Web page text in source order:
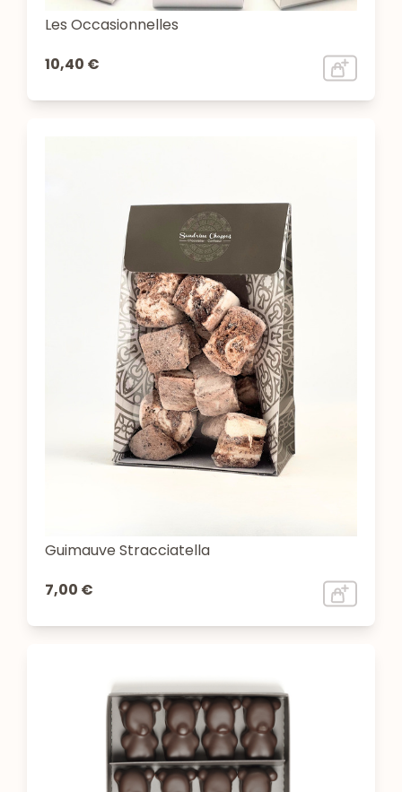
Les Occasionnelles
10,40 €
Guimauve Stracciatella
7,00 €